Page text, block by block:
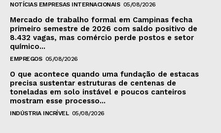
NOTÍCIAS EMPRESAS INTERNACIONAIS 05/08/2026
Mercado de trabalho formal em Campinas fecha
primeiro semestre de 2026 com saldo positivo de
8.432 vagas, mas comércio perde postos e setor
químico...
EMPREGOS 05/08/2026
O que acontece quando uma fundação de estacas
precisa sustentar estruturas de centenas de
toneladas em solo instável e poucos canteiros
mostram esse processo...
INDÚSTRIA INCRÍVEL 05/08/2026